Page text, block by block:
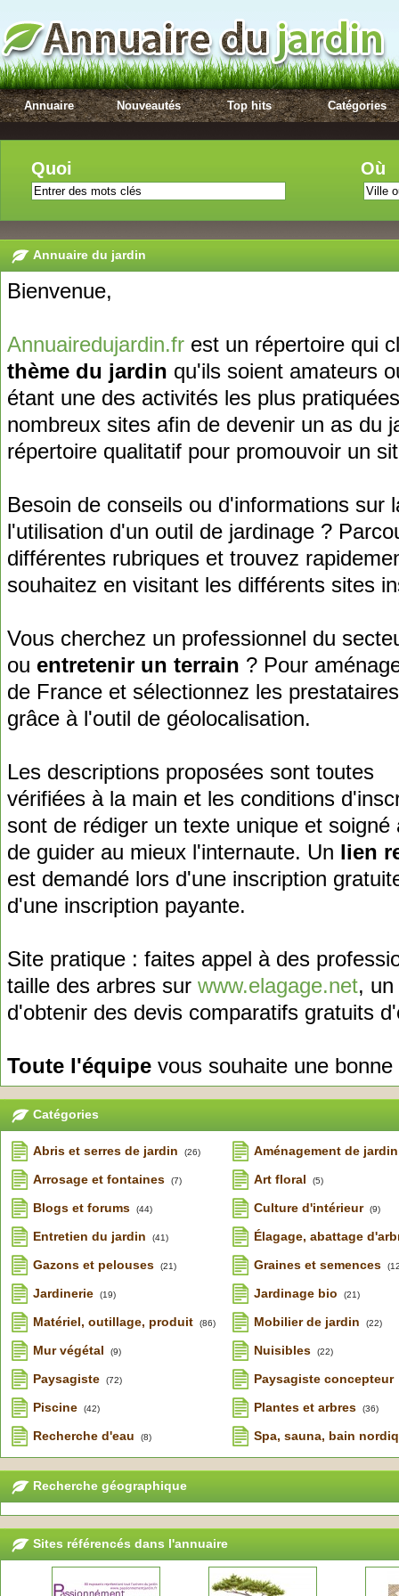
Annuaire Nouveautés Top hits Catégories
Quoi Où
Annuaire du jardin
Bienvenue,
Annuairedujardin.fr est un répertoire qui
thème du jardin qu'ils soient amateurs
étant une des activités les plus
nombreux sites afin de devenir un as du
répertoire qualitatif pour promouvoir un
Besoin de conseils ou d'informations sur
l'utilisation d'un outil de jardinage ?
différentes rubriques et trouvez
souhaitez en visitant les différents sites
Vous cherchez un professionnel du
ou entretenir un terrain ? Pour
de France et sélectionnez les
grâce à l'outil de géolocalisation.
Les descriptions proposées sont toutes
vérifiées à la main et les conditions
sont de rédiger un texte unique et soigné
de guider au mieux l'internaute. Un lien
est demandé lors d'une inscription
d'une inscription payante.
Site pratique : faites appel à des
taille des arbres sur www.elagage.net,
d'obtenir des devis comparatifs gratuits
Toute l'équipe vous souhaite une
Catégories
Abris et serres de jardin (26)
Arrosage et fontaines (7)
Blogs et forums (44)
Entretien du jardin (41)
Gazons et pelouses (21)
Jardinerie (19)
Matériel, outillage, produit (86)
Mur végétal (9)
Paysagiste (72)
Piscine (42)
Recherche d'eau (8)
Aménagement de jardin
Art floral
(5)
Culture d'intérieur (9)
Élagage, abattage
Graines et semences
Jardinage bio (21)
Mobilier de jardin (22)
Nuisibles (22)
Paysagiste concepteur
Plantes et arbres
(36)
Spa, sauna, bain
Recherche géographique
Sites référencés dans l'annuaire